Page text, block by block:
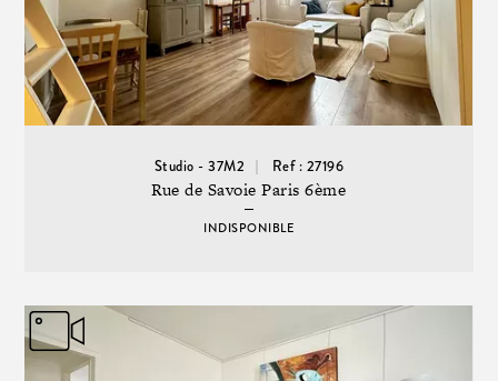
Studio - 37M2 Ref : 27196
Rue de Savoie Paris 6ème
INDISPONIBLE